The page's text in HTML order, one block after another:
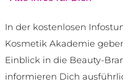
In der kostenlosen
Kosmetik Akademie
Einblick in die Beauty-
informieren Dich